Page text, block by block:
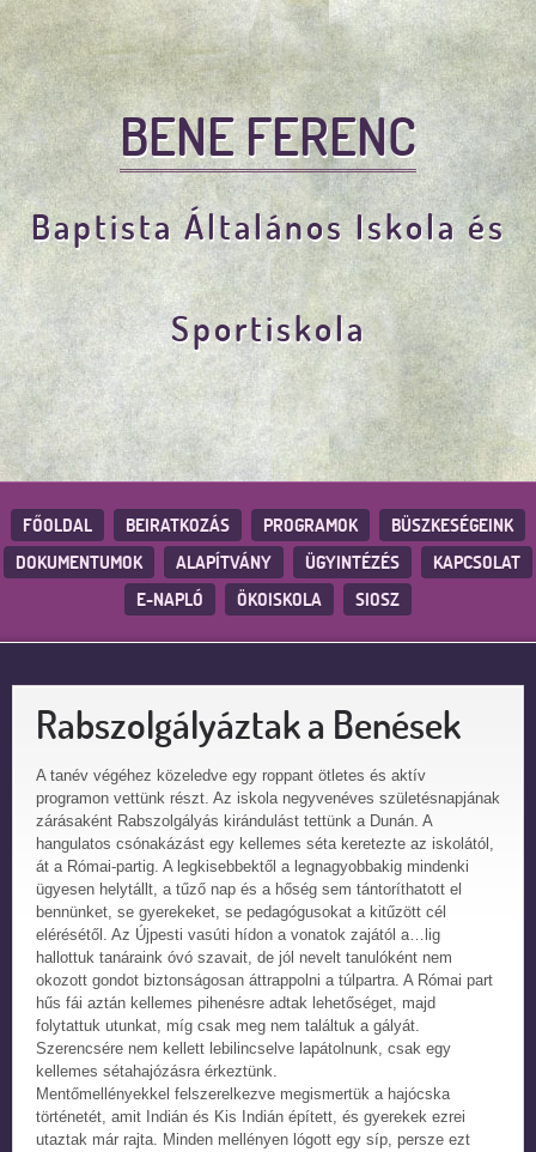
BENE FERENC
Baptista Általános Iskola és
Sportiskola
FŐOLDAL BEIRATKOZÁS PROGRAMOK
BÜSZKESÉGEINK
DOKUMENTUMOK
ALAPÍTVÁNY ÜGYINTÉZÉS
KAPCSOLAT
E-NAPLÓ
ÖKOISKOLA SIOSZ
Rabszolgályáztak a Benések
A tanév végéhez közeledve egy roppant ötletes és aktív
programon vettünk részt. Az iskola negyvenéves születésnapjának
zárásaként Rabszolgályás kirándulást tettünk a Dunán. A
hangulatos csónakázást egy kellemes séta keretezte az iskolától,
át a Római-partig. A legkisebbektől a legnagyobbakig mindenki
ügyesen helytállt, a tűző nap és a hőség sem tántoríthatott el
bennünket, se gyerekeket, se pedagógusokat a kitűzött cél
elérésétől. Az Újpesti vasúti hídon a vonatok zajától a… lig
hallottuk tanáraink óvó szavait, de jól nevelt tanulóként nem
okozott gondot biztonságosan áttrappolni a túlpartra. A Római part
hűs fái aztán kellemes pihenésre adtak lehetőséget, majd
folytattuk utunkat, míg csak meg nem találtuk a gályát.
Szerencsére nem kellett lebilincselve lapátolnunk, csak egy
kellemes sétahajózásra érkeztünk.
Mentőmellényekkel felszerelkezve megismertük a hajócska
történetét, amit Indián és Kis Indián épített, és gyerekek ezrei
utaztak már rajta. Minden mellényen lógott egy síp, persze ezt